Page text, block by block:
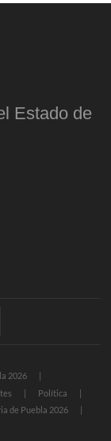
Estado de
2026
Política
de Puebla 2026